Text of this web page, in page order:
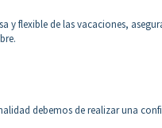
y flexible de las vacaciones,
debemos de realizar una